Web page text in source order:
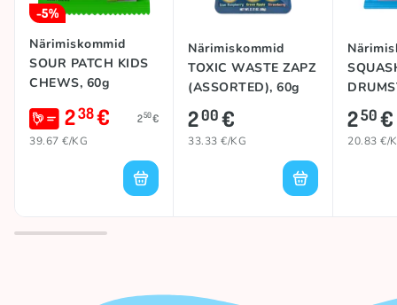
-5%
Närimiskommid
SOUR PATCH KIDS
CHEWS, 60g
238€ 250€
39.67 €/KG
Närimiskommid
TOXIC WASTE ZAPZ
(ASSORTED), 60g
200€
33.33 €/KG
250€
20.83 €/